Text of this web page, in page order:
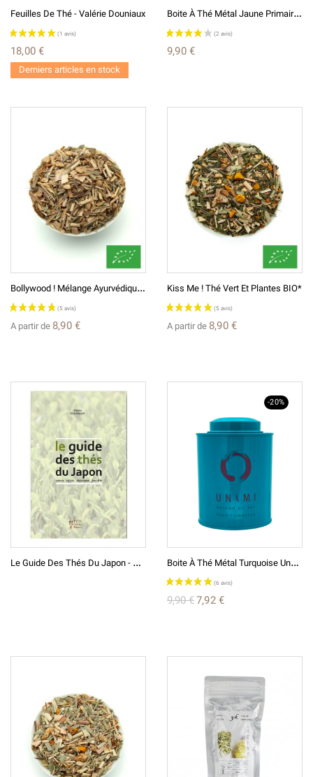
(1 avis)
(4 avis)
Feuilles De Thé - Valérie Douniaux
18,00 €
Derniers articles en stock
B
Oite À Thé Métal Jaune Primaire Unami
9,90 €
B
Ollywood ! Mélange Ayurvédique BIO*
A partir de 8,90 €
Kiss Me ! Thé Vert Et Plantes BIO*
A partir de 8,90 €
L
E Guide Des Thés Du Japon - Valérie Douniaux B
Oite À Thé Métal Turquoise Unami
9,90 €
-20%
7,92 €